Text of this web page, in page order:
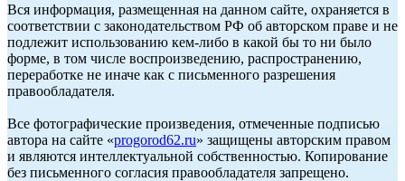
Вся информация, размещенная на данном сайте, охраняется в
соответствии с законодательством РФ об авторском праве и не
подлежит использованию кем-либо в какой бы то ни было
форме, в том числе воспроизведению, распространению,
переработке не иначе как с письменного разрешения
правообладателя.
Все фотографические произведения, отмеченные подписью
автора на сайте «progorod62.ru» защищены авторским правом
и являются интеллектуальной собственностью. Копирование
без письменного согласия правообладателя запрещено.